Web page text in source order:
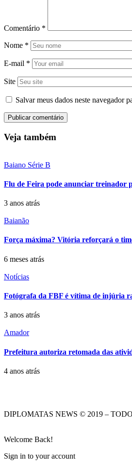
Comentário *
Nome *
E-mail *
Site
Salvar meus dados neste navegador
Veja também
Baiano Série B
Flu de Feira pode anunciar treinador
3 anos atrás
Baianão
Força máxima? Vitória reforçará o
6 meses atrás
Notícias
Fotógrafa da FBF é vítima de injúria
3 anos atrás
Amador
Prefeitura autoriza retomada das
4 anos atrás
DIPLOMATAS NEWS © 2019 –
Welcome Back!
Sign in to your account